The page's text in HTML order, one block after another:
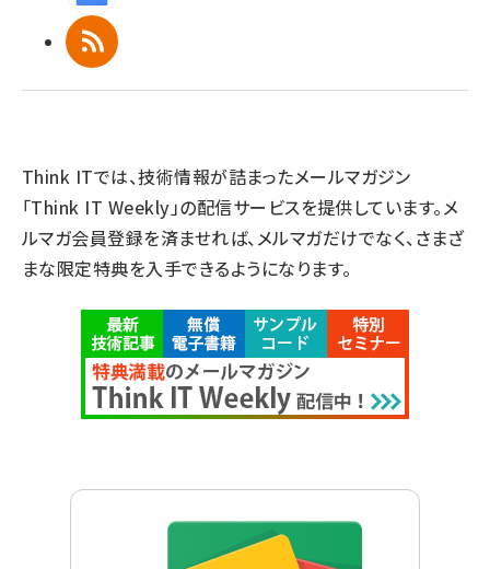
RSS
Think ITでは、技術情報が詰まったメールマガジン
「Think IT Weekly」の配信サービスを提供しています。メ
ルマガ会員登録を済ませれば、メルマガだけでなく、さまざ
まな限定特典を入手できるようになります。